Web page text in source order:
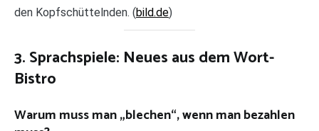
den Kopfschüttelnden. (bild.de)
3. Sprachspiele: Neues aus dem Wort-
Bistro
Warum muss man „blechen“, wenn man bezahlen